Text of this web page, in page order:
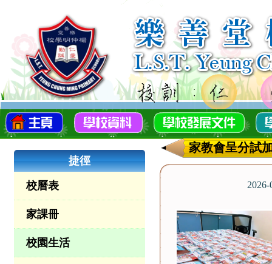
捷徑
校曆表
家課冊
校園生活
家教會呈分試